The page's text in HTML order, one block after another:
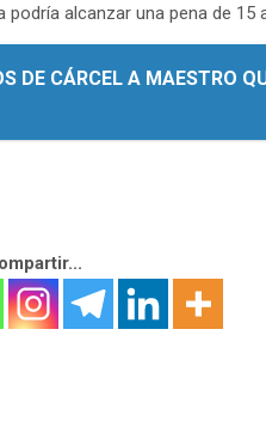
alcanzar una pena de 15
DE CÁRCEL A MAESTRO